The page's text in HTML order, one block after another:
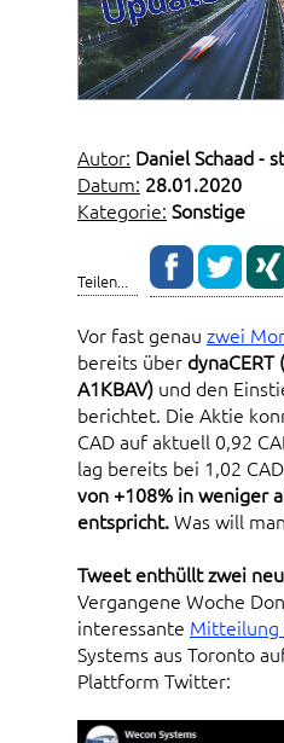
Autor: Daniel Schaad -
Datum: 28.01.2020
Kategorie: Sonstige
Teilen...
Vor fast genau zwei
bereits überdynaCERT
A1KBAV) und den
berichtet. Die Aktie
CAD auf aktuell 0,92
lag bereits bei 1,02
von +108% in weniger
entspricht.Was will
Tweet enthüllt zwei
Vergangene Woche
interessante Mitteilung
Systems aus Toronto
Plattform Twitter: